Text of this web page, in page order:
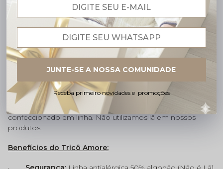
conforto, segurança e delicadezaem cada ponto do
tricô.
Esse produto é composto por:
. 01 Jardineira.
01 Casaquinho.
Tamanhos (vide Tabela de Tamanhos)
Composição:
Tricô 50% algodão antialérgico (fio Seridó),
confeccionado em linha. Não utilizamos lã em nossos
produtos.
Benefícios do Tricô Amore:
Receba primeiro novidades e promoções
JUNTE-SE A NOSSA COMUNIDADE